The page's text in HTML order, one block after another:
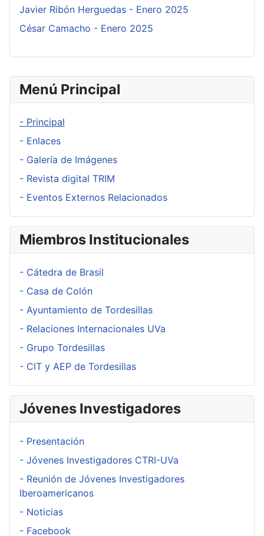
Menú Principal
- Principal
- Enlaces
- Galería de Imágenes
- Revista digital TRIM
- Eventos Externos Relacionados
Miembros Institucionales
- Cátedra de Brasil
- Casa de Colón
- Ayuntamiento de Tordesillas
- Relaciones Internacionales UVa
- Grupo Tordesillas
- CIT y AEP de Tordesillas
Jóvenes Investigadores
- Presentación
- Jóvenes Investigadores CTRI-UVa
- Reunión de Jóvenes Investigadores
Iberoamericanos
- Noticias
- Facebook
Javier Ribón Herguedas - Enero 2025
César Camacho - Enero 2025